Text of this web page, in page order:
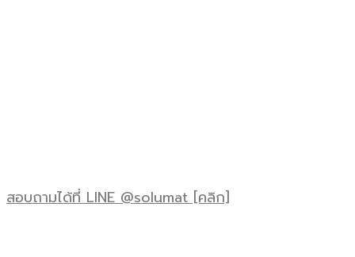
สอบถามได้ที่ LINE @solumat [คลิก]